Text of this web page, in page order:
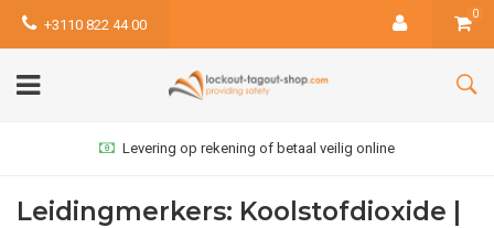
+3110 822 44 00
0
Levering op rekening of betaal veilig online
Leidingmerkers: Koolstofdioxide |